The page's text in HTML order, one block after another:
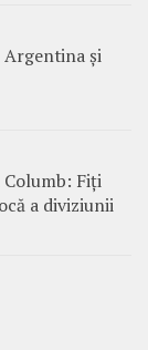
Argentina și
Columb: Fiți
a diviziunii